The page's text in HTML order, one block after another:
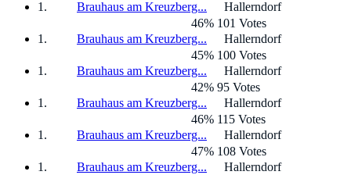
Brauhaus am Kreuzberg...
Hallerndorf
46% 101 Votes
Brauhaus am Kreuzberg...
Hallerndorf
45% 100 Votes
Brauhaus am Kreuzberg...
Hallerndorf
42% 95 Votes
Brauhaus am Kreuzberg...
Hallerndorf
46% 115 Votes
Brauhaus am Kreuzberg...
Hallerndorf
47% 108 Votes
Brauhaus am Kreuzberg...
Hallerndorf